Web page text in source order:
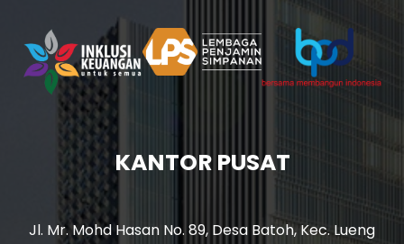
KANTOR PUSAT
Jl. Mr. Mohd Hasan No. 89, Desa Batoh, Kec. Lueng